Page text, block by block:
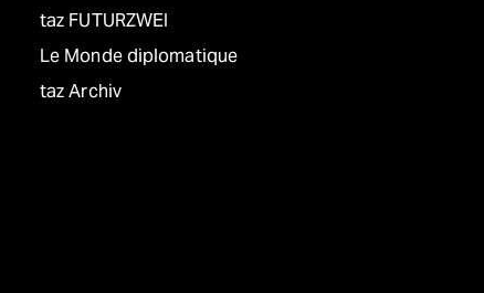
taz FUTURZWEI
Le Monde diplomatique
taz Archiv